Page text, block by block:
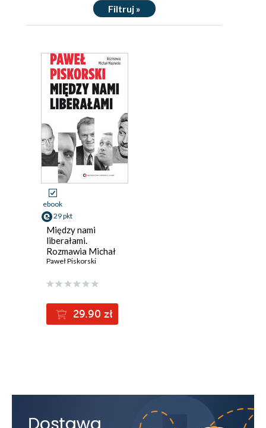
Filtruj »
ebook
29 pkt
Między nami
liberałami.
Rozmawia Michał
Majewski
Paweł Piskorski
29.90 zł